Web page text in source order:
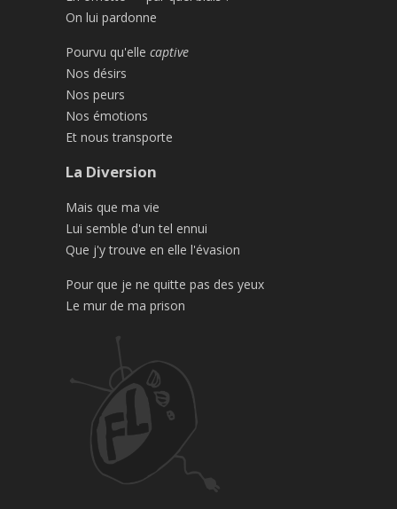
On lui pardonne
Pourvu qu'elle captive
Nos désirs
Nos peurs
Nos émotions
Et nous transporte
La Diversion
Mais que ma vie
Lui semble d'un tel ennui
Que j'y trouve en elle l'évasion
Pour que je ne quitte pas des yeux
Le mur de ma prison